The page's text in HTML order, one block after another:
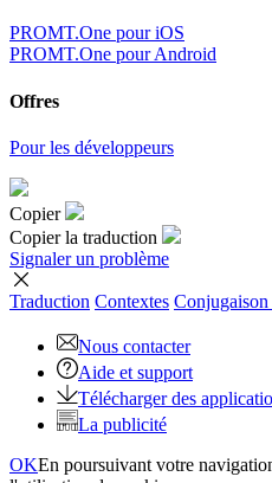
PROMT.One pour iOS
PROMT.One pour Android
Offres
Pour les développeurs
Copier
Copier la traduction
Signaler un problème
Traduction Contextes Conjugaison
Nous contacter
Aide et support
Télécharger des
La publicité
OKEn poursuivant votre